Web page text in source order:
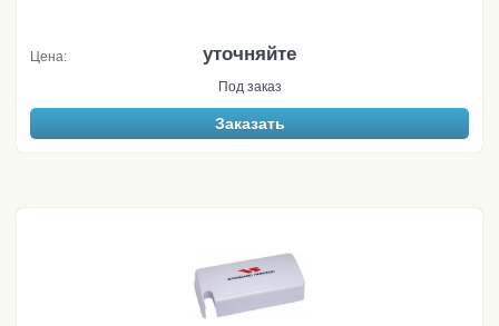
Цена: уточняйте
Под заказ
Заказать